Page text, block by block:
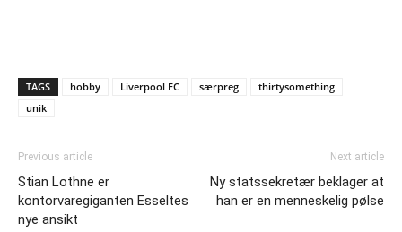
TAGS hobby Liverpool FC særpreg
thirtysomething
unik
Previous article
Stian Lothne er
kontorvaregiganten Esseltes
nye ansikt
Next article
Ny statssekretær beklager at
han er en menneskelig pølse